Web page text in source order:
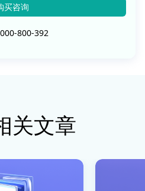
买咨询
800-392
关文章